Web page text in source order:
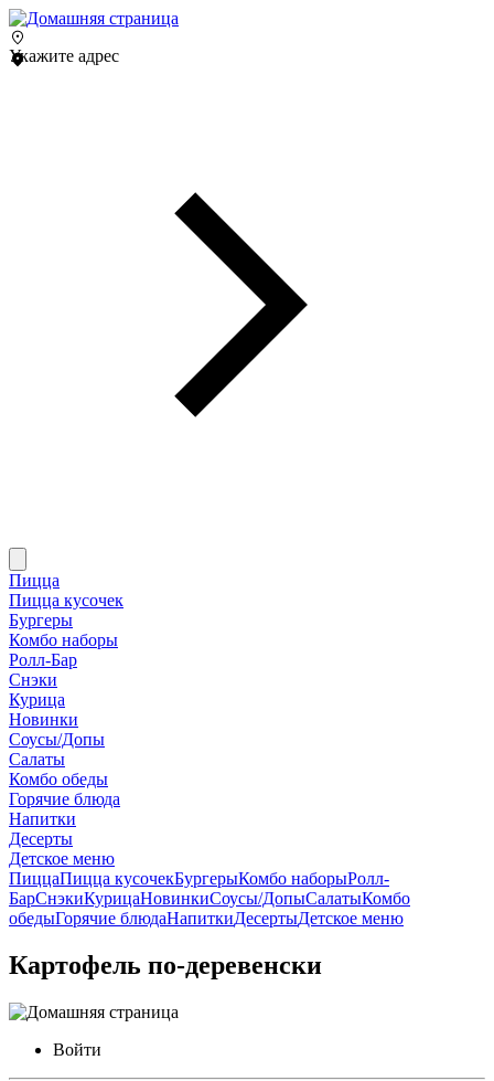
Укажите адрес
Пицца
Пицца кусочек
Бургеры
Комбо наборы
Ролл-Бар
Снэки
Курица
Новинки
Соусы/Допы
Салаты
Комбо обеды
Горячие блюда
Напитки
Десерты
Детское меню
ПиццаПицца кусочекБургерыКомбо наборыРолл-
БарСнэкиКурицаНовинкиСоусы/ДопыСалатыКомбо
обедыГорячие блюдаНапиткиДесертыДетское меню
Картофель по-деревенски
Войти